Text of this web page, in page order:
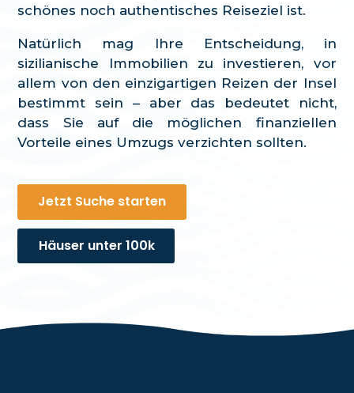
schönes noch authentisches Reiseziel ist.
Natürlich mag Ihre Entscheidung, in
sizilianische Immobilien zu investieren, vor
allem von den einzigartigen Reizen der Insel
bestimmt sein – aber das bedeutet nicht,
dass Sie auf die möglichen finanziellen
Vorteile eines Umzugs verzichten sollten.
Jetzt Suche starten
Häuser unter 100k